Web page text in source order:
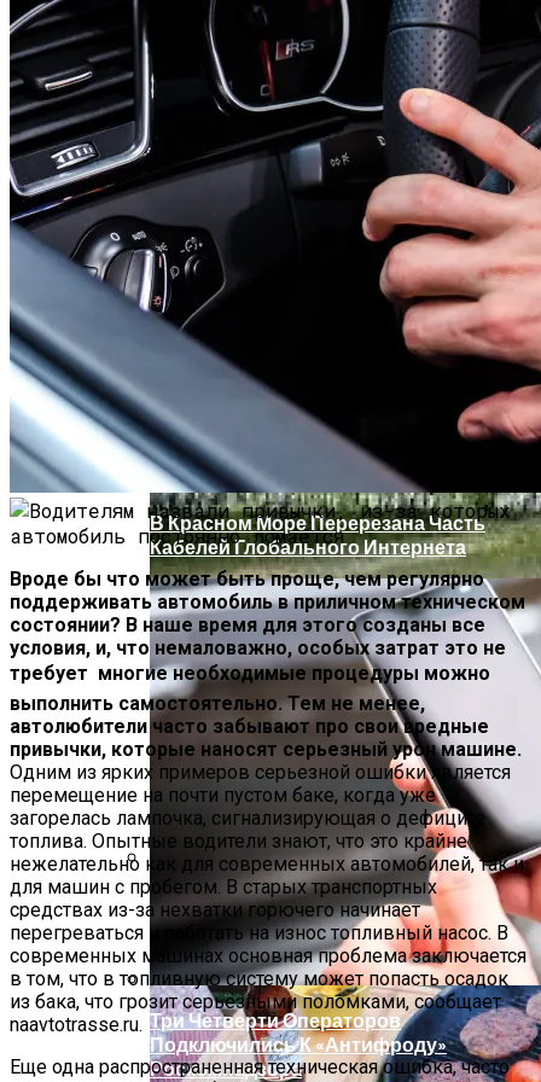
Как Купить Сотовый Поликарбонат В
Нижнем Новгороде
Палатка На Троих – Ваш Мобильный
Дом
В Ряде Стран Наблюдаются Сбои В
Работе Facebook И Instagram
В Красном Море Перерезана Часть
Кабелей Глобального Интернета
Три Четверти Операторов
Подключились К «Антифроду»
Роскомнадзора
Вроде бы что может быть проще, чем регулярно
поддерживать автомобиль в приличном техническом
состоянии? В наше время для этого созданы все
условия, и, что немаловажно, особых затрат это не
требует  многие необходимые процедуры можно
выполнить самостоятельно. Тем не менее,
автолюбители часто забывают про свои вредные
привычки, которые наносят серьезный урон машине.
Одним из ярких примеров серьезной ошибки является
перемещение на почти пустом баке, когда уже
загорелась лампочка, сигнализирующая о дефиците
топлива. Опытные водители знают, что это крайне
нежелательно как для современных автомобилей, так и
для машин с пробегом. В старых транспортных
средствах из-за нехватки горючего начинает
перегреваться и работать на износ топливный насос. В
современных машинах основная проблема заключается
в том, что в топливную систему может попасть осадок
из бака, что грозит серьёзными поломками, сообщает
naavtotrasse.ru.
Еще одна распространенная техническая ошибка, часто